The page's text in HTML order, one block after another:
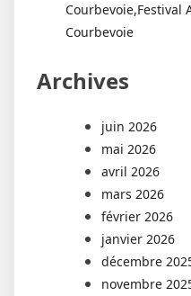
Courbevoie,Festival
Courbevoie
Archives
juin 2026
mai 2026
avril 2026
mars 2026
février 2026
janvier 2026
décembre
novembre